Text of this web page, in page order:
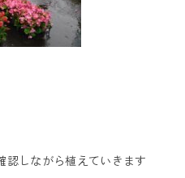
認しながら植えていきます